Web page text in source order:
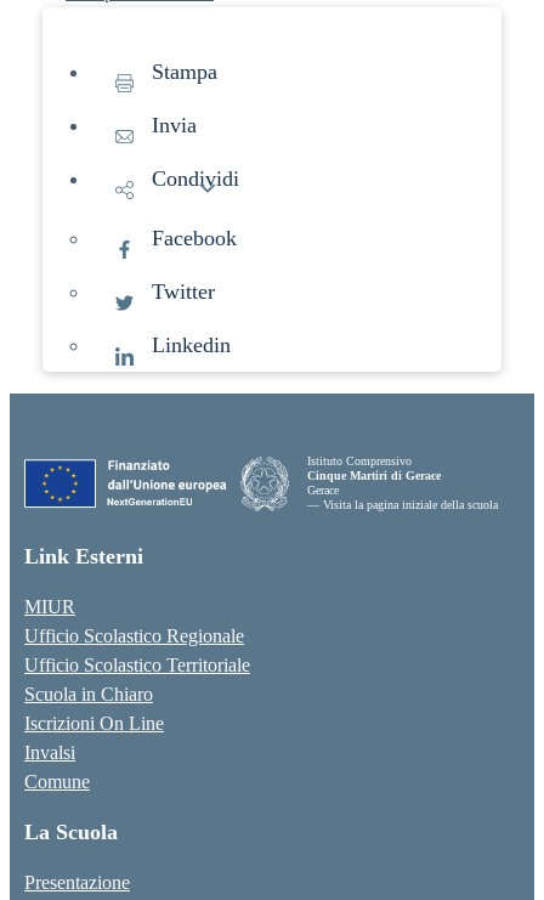
Stampa
Invia
Condividi
Facebook
Twitter
Linkedin
Istituto Comprensivo
Cinque Martiri di Gerace
Gerace
— Visita la pagina iniziale della scuola
Link Esterni
MIUR
Ufficio Scolastico Regionale
Ufficio Scolastico Territoriale
Scuola in Chiaro
Iscrizioni On Line
Invalsi
Comune
La Scuola
Presentazione